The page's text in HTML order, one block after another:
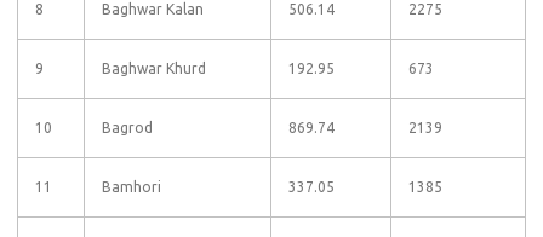
8 Baghwar Kalan 506.14 2275
9 Baghwar Khurd 192.95 673
10 Bagrod 869.74 2139
11 Bamhori 337.05 1385